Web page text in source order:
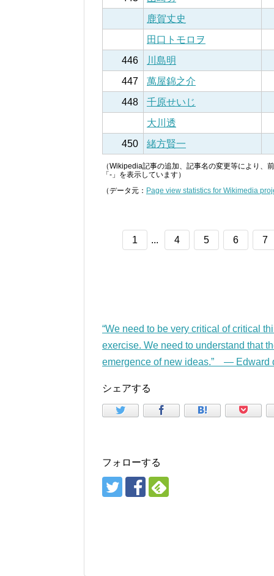
鹿賀丈史
田口トモロヲ
446
川島明
447
萬屋錦之介
448
千原せいじ
大川透
450
緒方賢一
（Wikipedia記事の追加、記事名の変更等により
「-」を表示しています）
（データ元： Page view statistics for Wikimedia
1 ... 4 5 6 7
“We need to be very critical of critical
exercise. We need to understand that
emergence of new ideas.” — Edward
シェアする
フォローする